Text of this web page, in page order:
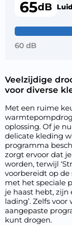
65dB
60 dB
Veelzijdige
voor diverse
Met een ruime
oplossing. Of je
delicate kleding
programma
zorgt ervoor dat
worden, terwijl
voorbereidt op
met het speciale
je haast hebt, zijn
lading’. Zelfs
aangepaste
kunt drogen.